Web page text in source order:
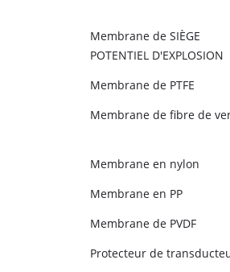
Membrane de SIÈGE
POTENTIEL D'EXPLOSION
Membrane de PTFE
Membrane de fibre de
Membrane en nylon
Membrane en PP
Membrane de PVDF
Protecteur de